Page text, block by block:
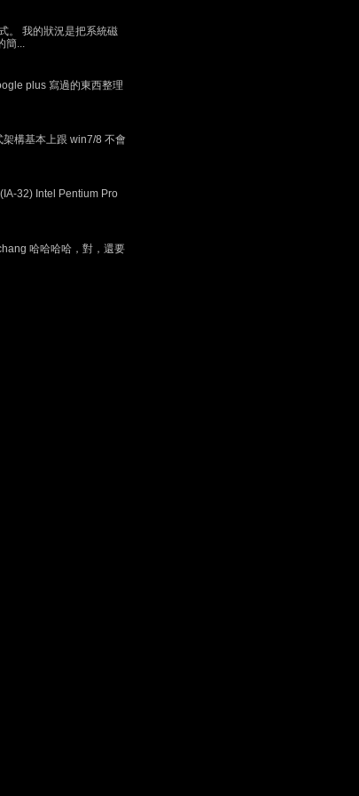
。 我的狀況是把系統磁
簡...
plus 寫過的東西整理
構基本上跟 win7/8 不會
32) Intel Pentium Pro
哈哈哈哈，對，還要